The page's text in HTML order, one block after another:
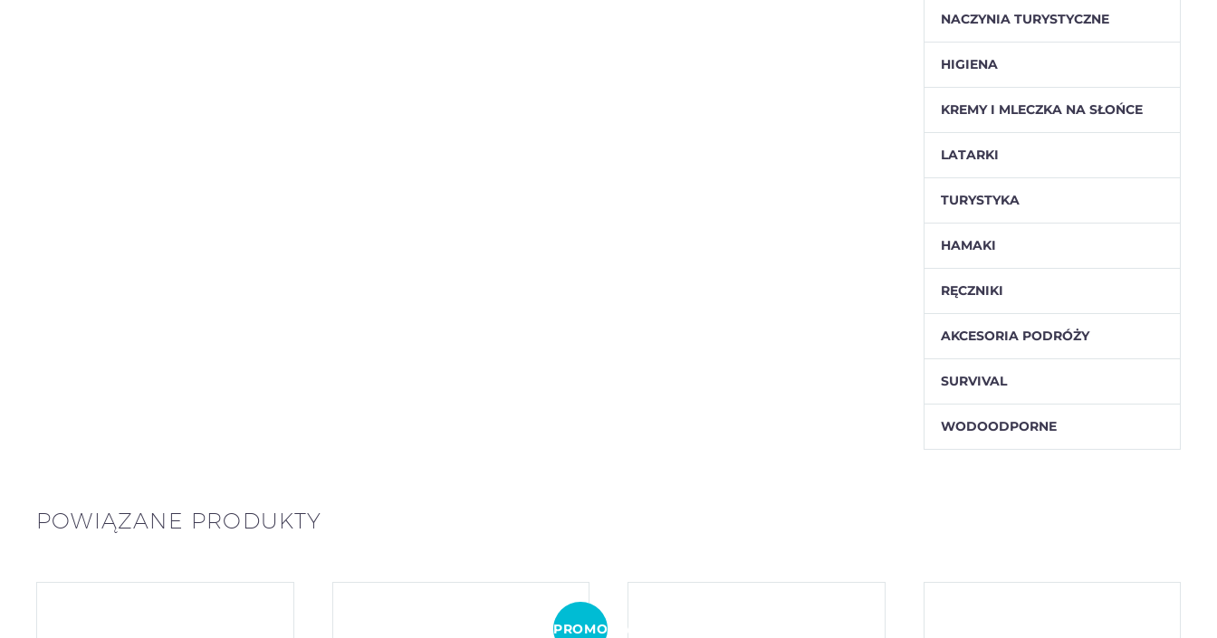
NACZYNIA TURYSTYCZNE
HIGIENA
KREMY I MLECZKA NA SŁOŃCE
LATARKI
TURYSTYKA
HAMAKI
RĘCZNIKI
AKCESORIA PODRÓŻY
SURVIVAL
WODOODPORNE
POWIĄZANE PRODUKTY
PROMOCJA!